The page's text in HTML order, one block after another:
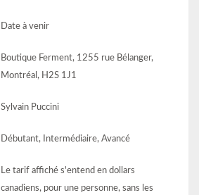
Date à venir
Boutique Ferment, 1255 rue Bélanger,
Montréal, H2S 1J1
Sylvain Puccini
Débutant, Intermédiaire, Avancé
Le tarif affiché s'entend en dollars
canadiens, pour une personne, sans les